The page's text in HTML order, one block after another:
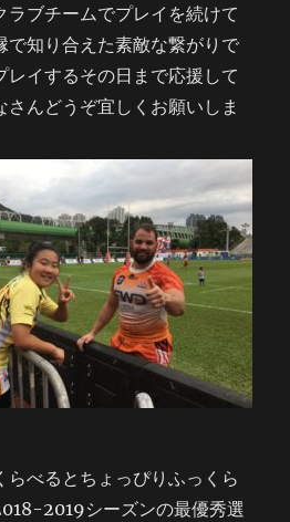
ラブチームでプレイを続けて
で知り合えた素敵な繋がりで
レイするその日まで応援して
んどうぞ宜しくお願いしま
らべるとちょっぴりふっくら
2019シーズンの最優秀選